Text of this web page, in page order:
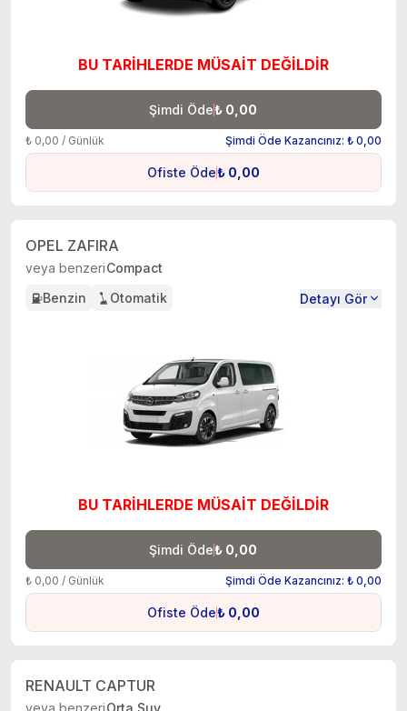
BU TARİHLERDE MÜSAİT DEĞİLDİR
Şimdi Öde₺ 0,00
₺ 0,00 / Günlük Şimdi Öde Kazancınız: ₺ 0,00
Ofiste Öde₺ 0,00
OPEL ZAFIRA
veya benzeriCompact
Benzin
Otomatik Detayı Gör
BU TARİHLERDE MÜSAİT DEĞİLDİR
Şimdi Öde₺ 0,00
₺ 0,00 / Günlük Şimdi Öde Kazancınız: ₺ 0,00
Ofiste Öde₺ 0,00
RENAULT CAPTUR
veya benzeriOrta Suv